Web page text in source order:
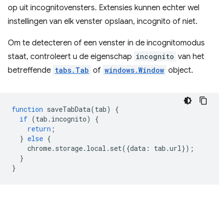
op uit incognitovensters. Extensies kunnen echter wel
instellingen van elk venster opslaan, incognito of niet.
Om te detecteren of een venster in de incognitomodus
staat, controleert u de eigenschap incognito van het
betreffende tabs.Tab of windows.Window object.
function saveTabData(tab)
{
if (tab . incognito)
{
return ;
} else {
chrome. storage. local . set({data : tab .url});
}
}